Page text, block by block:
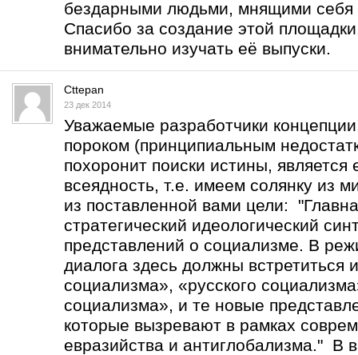
бездарными людьми, мнящими себя
Спасибо за создание этой
внимательно изучать её выпуски.
Cttepan
23 дек 2014
Уважаемые разработчики
пороком (принципиальным
похоронит поиски истины,
всеядность, т.е. имеем солянку из
из поставленной вами цели:
стратегический идеологический
представлений о социализме. В
диалога здесь должны встретиться
социализма», «русского
социализма», и те новые
которые вызревают в рамках
евразийства и антиглобализма." В